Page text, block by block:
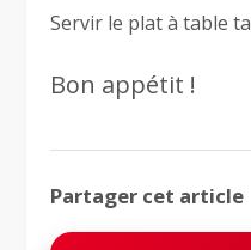
Servir le plat à table
Bon appétit !
Partager cet article